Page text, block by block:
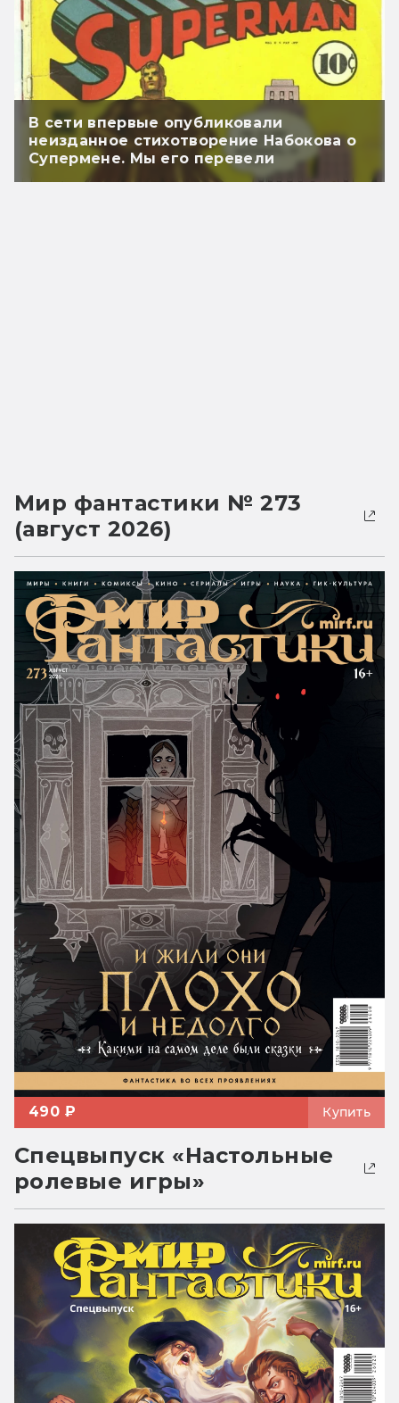
В сети впервые опубликовали
неизданное стихотворение Набокова о
Супермене. Мы его перевели
Мир фантастики № 273
(август 2026)
490 ₽ Купить
Спецвыпуск «Настольные
ролевые игры»